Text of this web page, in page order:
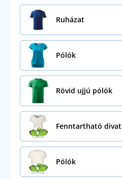
Ruházat
Pólók
Rövid ujjú pólók
Fenntartható divat
Pólók